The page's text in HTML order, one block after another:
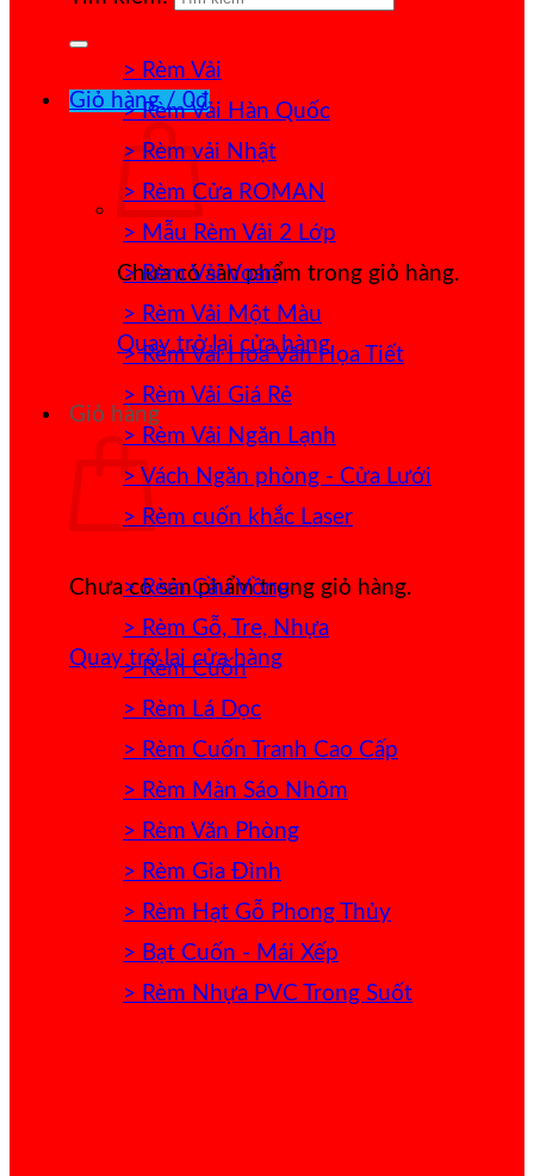
Giỏ hàng /0₫
Chưa có sản phẩm trong giỏ hàng.
Quay trở lại cửa hàng
Giỏ hàng
Chưa có sản phẩm trong giỏ hàng.
Quay trở lại cửa hàng
> Rèm Vải
> Rèm Vải Hàn Quốc
> Rèm vải Nhật
> Rèm Cửa ROMAN
> Mẫu Rèm Vải 2 Lớp
> Rèm Vải Voan
> Rèm Vải Một Màu
> Rèm Vải Hoa Văn Họa Tiết
> Rèm Vải Giá Rẻ
> Rèm Vải Ngăn Lạnh
> Vách Ngăn phòng - Cửa Lưới
> Rèm cuốn khắc Laser
> Rèm Cầu Vồng
> Rèm Gỗ, Tre, Nhựa
> Rèm Cuốn
> Rèm Lá Dọc
> Rèm Cuốn Tranh Cao Cấp
> Rèm Màn Sáo Nhôm
> Rèm Văn Phòng
> Rèm Gia Đình
> Rèm Hạt Gỗ Phong Thủy
> Bạt Cuốn - Mái Xếp
> Rèm Nhựa PVC Trong Suốt